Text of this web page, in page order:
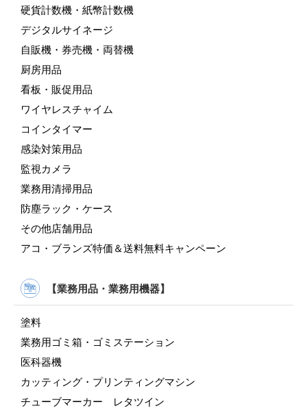
硬貨計数機・紙幣計数機
デジタルサイネージ
自販機・券売機・両替機
厨房用品
看板・販促用品
ワイヤレスチャイム
コインタイマー
感染対策用品
監視カメラ
業務用清掃用品
防塵ラック・ケース
その他店舗用品
アコ・ブランズ特価＆送料無料キャンペーン
【業務用品・業務用機器】
塗料
業務用ゴミ箱・ゴミステーション
医科器機
カッティング・プリンティングマシン
チューブマーカー レタツイン